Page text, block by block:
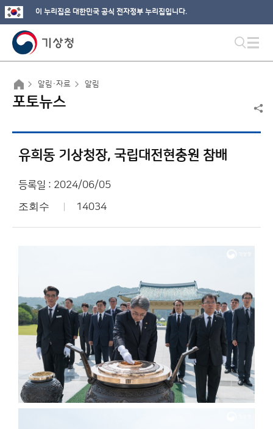
이 누리집은 대한민국 공식 전자정부 누리집입니다.
알림·자료 알림
포토뉴스
유희동 기상청장, 국립대전현충원 참배
등록일 : 2024/06/05
조회수 14034